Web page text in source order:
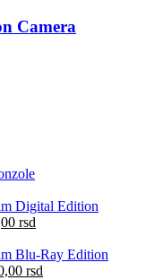
Camera
Digital Edition
rsd
Blu-Ray Edition
rsd